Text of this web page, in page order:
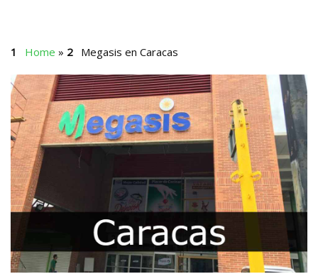
Home » Megasis en Caracas